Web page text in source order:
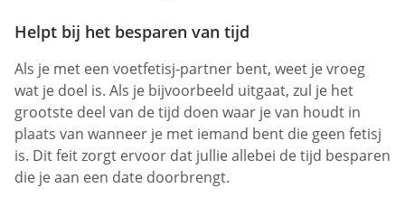
Helpt bij het besparen van tijd
Als je met een voetfetisj-partner bent, weet je vroeg
wat je doel is. Als je bijvoorbeeld uitgaat, zul je het
grootste deel van de tijd doen waar je van houdt in
plaats van wanneer je met iemand bent die geen fetisj
is. Dit feit zorgt ervoor dat jullie allebei de tijd besparen
die je aan een date doorbrengt.